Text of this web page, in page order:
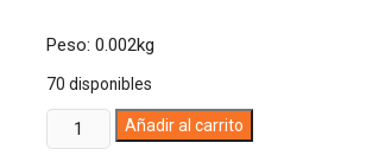
Peso: 0.002kg
70 disponibles
SOLD
EPOXICA
Añadir al carrito